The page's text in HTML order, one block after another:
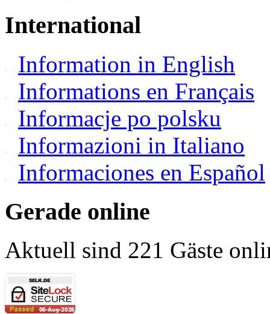
International
Information in English
Informations en Français
Informacje po polsku
Informazioni in Italiano
Informaciones en Español
Gerade online
Aktuell sind 221 Gäste